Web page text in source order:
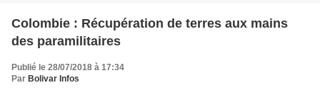
Colombie : Récupération de terres aux mains
des paramilitaires
Publié le 28/07/2018 à 17:34
Par Bolivar Infos